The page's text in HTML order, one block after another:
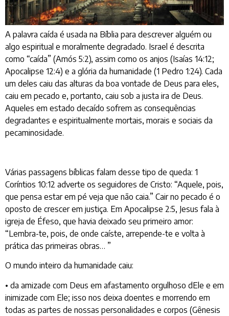
A palavra caída é usada na Bíblia para descrever alguém ou
algo espiritual e moralmente degradado. Israel é descrita
como “caída” (Amós 5:2), assim como os anjos (Isaías 14:12;
Apocalipse 12:4) e a glória da humanidade (1 Pedro 1:24). Cada
um deles caiu das alturas da boa vontade de Deus para eles,
caiu em pecado e, portanto, caiu sob a justa ira de Deus.
Aqueles em estado decaído sofrem as consequências
degradantes e espiritualmente mortais, morais e sociais da
pecaminosidade.
Várias passagens bíblicas falam desse tipo de queda: 1
Coríntios 10:12 adverte os seguidores de Cristo: “Aquele, pois,
que pensa estar em pé veja que não caia.” Cair no pecado é o
oposto de crescer em justiça. Em Apocalipse 2:5, Jesus fala à
igreja de Éfeso, que havia deixado seu primeiro amor:
“Lembra-te, pois, de onde caíste, arrepende-te e volta à
prática das primeiras obras… ”
O mundo inteiro da humanidade caiu:
• da amizade com Deus em afastamento orgulhoso dEle e em
inimizade com Ele; isso nos deixa doentes e morrendo em
todas as partes de nossas personalidades e corpos (Gênesis